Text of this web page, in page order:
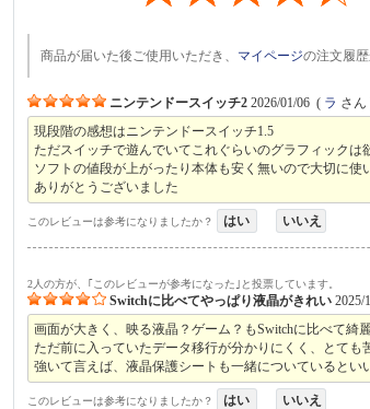
商品が届いた後ご使用いただき、 マイページの注文履
ニンテンドースイッチ2 2026/01/06 ( ラ さん
現段階の感想はニンテンドースイッチ1.5
ただスイッチで遊んでいてこれぐらいのグラフィックは
ソフトの値段が上がったり本体も安く無いので大切に使
ありがとうございました
このレビューは参考になりましたか？ はい いいえ
2人の方が、｢このレビューが参考になった｣と投票しています。
Switchに比べてやっぱり液晶がきれい 2025/
画面が大きく、映る液晶？ゲーム？もSwitchに比べて綺麗
ただ前に入っていたデータ移行が分かりにくく、とても
強いて言えば、液晶保護シートも一緒についているとい
このレビューは参考になりましたか？ はい いいえ